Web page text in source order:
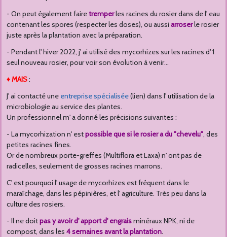
- On peut également fairetremperles racines du rosier dans de l' eau
contenant les spores (respecter les doses), ou aussi arroserle rosier
juste après la plantation avec la préparation.
- Pendant l' hiver 2022, j' ai utilisé des mycorhizes sur les racines d' 1
seul nouveau rosier, pour voir son évolution à venir...
♦ MAIS:
J' ai contacté une entreprise spécialisée(lien) dans l' utilisation de la
microbiologie au service des plantes.
Un professionnel m' a donné les précisions suivantes :
- La mycorhization n' estpossible que si le rosier a du "chevelu", des
petites racines fines.
Or de nombreux porte-greffes (Multiflora et Laxa) n' ont pas de
radicelles, seulement de grosses racines marrons.
C' est pourquoi l' usage de mycorhizes est fréquent dans le
maraîchage, dans les pépinières, et l' agriculture. Très peu dans la
culture des rosiers.
- Il ne doitpas y avoir d' apport d' engraisminéraux NPK, ni de
compost, dans les 4 semaines avant la plantation.